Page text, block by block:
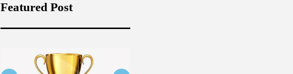
Featured Post